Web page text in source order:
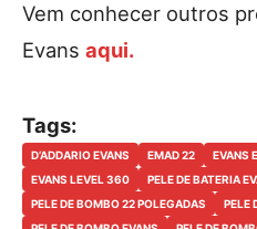
Vem conhecer outros
Evans aqui.
Tags:
D’ADDARIO EVANS EMAD 22 EVANS
EVANS LEVEL 360
PELE DE BATERIA
PELE DE BOMBO 22 POLEGADAS
PELE